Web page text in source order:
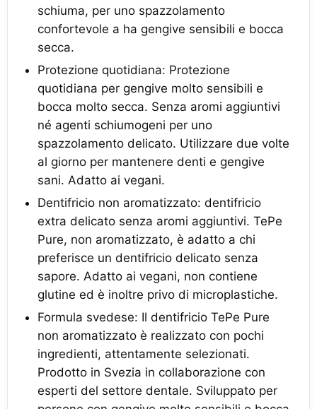
schiuma, per uno spazzolamento
confortevole a ha gengive sensibili e bocca
secca.
Protezione quotidiana: Protezione
quotidiana per gengive molto sensibili e
bocca molto secca. Senza aromi aggiuntivi
né agenti schiumogeni per uno
spazzolamento delicato. Utilizzare due volte
al giorno per mantenere denti e gengive
sani. Adatto ai vegani.
Dentifricio non aromatizzato: dentifricio
extra delicato senza aromi aggiuntivi. TePe
Pure, non aromatizzato, è adatto a chi
preferisce un dentifricio delicato senza
sapore. Adatto ai vegani, non contiene
glutine ed è inoltre privo di microplastiche.
Formula svedese: Il dentifricio TePe Pure
non aromatizzato è realizzato con pochi
ingredienti, attentamente selezionati.
Prodotto in Svezia in collaborazione con
esperti del settore dentale. Sviluppato per